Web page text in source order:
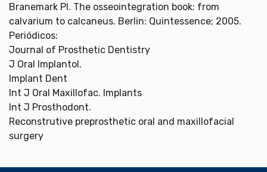
Branemark PI. The osseointegration book: from
calvarium to calcaneus. Berlin: Quintessence; 2005.
Periódicos:
Journal of Prosthetic Dentistry
J Oral Implantol.
Implant Dent
Int J Oral Maxillofac. Implants
Int J Prosthodont.
Reconstrutive preprosthetic oral and maxillofacial
surgery